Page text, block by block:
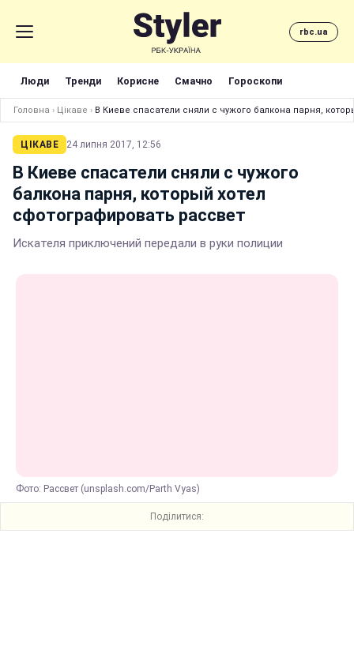
rbc.ua
Люди Тренди Корисне Смачно Гороскопи
Головна › Цікаве › В Киеве спасатели сняли с чужого балкона парня,
ЦІКАВЕ 24 липня 2017, 12:56
В Киеве спасатели сняли с чужого
балкона парня, который хотел
сфотографировать рассвет
Искателя приключений передали в руки полиции
Фото: Рассвет (unsplash.com/Parth Vyas)
Поділитися: